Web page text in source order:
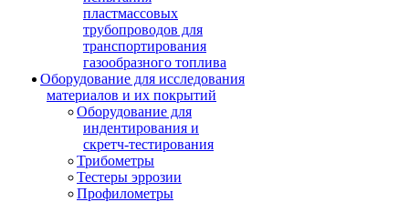
пластмассовых
трубопроводов для
транспортирования
газообразного топлива
Оборудование для исследования
материалов и их покрытий
Оборудование для
индентирования и
скретч-тестирования
Трибометры
Тестеры эррозии
Профилометры